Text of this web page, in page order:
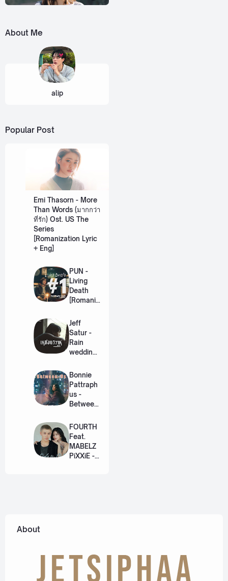
About Me
alip
Popular Post
Emi Thasorn - More
Than Words (มากกว่า
ที่รัก) Ost. US The
Series
[Romanization Lyric
+ Eng]
PUN -
Living
Death
[Romaniz
Lyric +
Eng]
Jeff
Satur -
Rain
wedding
วิวาห์)
Ost. The
Paradise
of Thorns
Lyric +
Eng]
Bonnie
Pattraph
us -
Between
US The
Series
[Romaniz
ation
FOURTH
Feat.
MABELZ
PiXXiE -
About